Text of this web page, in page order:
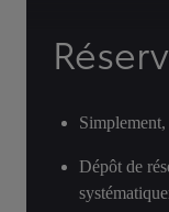
Simplement,
Dépôt de